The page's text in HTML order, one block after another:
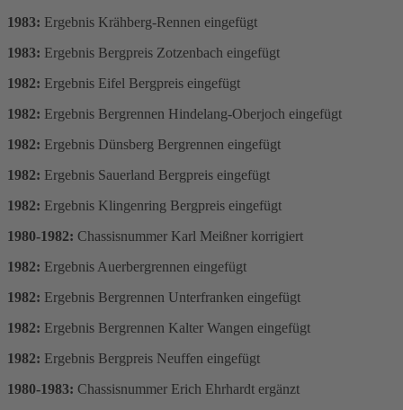
1983: Ergebnis Krähberg-Rennen eingefügt
1983: Ergebnis Bergpreis Zotzenbach eingefügt
1982: Ergebnis Eifel Bergpreis eingefügt
1982: Ergebnis Bergrennen Hindelang-Oberjoch eingefügt
1982: Ergebnis Dünsberg Bergrennen eingefügt
1982: Ergebnis Sauerland Bergpreis eingefügt
1982: Ergebnis Klingenring Bergpreis eingefügt
1980-1982: Chassisnummer Karl Meißner korrigiert
1982: Ergebnis Auerbergrennen eingefügt
1982: Ergebnis Bergrennen Unterfranken eingefügt
1982: Ergebnis Bergrennen Kalter Wangen eingefügt
1982: Ergebnis Bergpreis Neuffen eingefügt
1980-1983: Chassisnummer Erich Ehrhardt ergänzt